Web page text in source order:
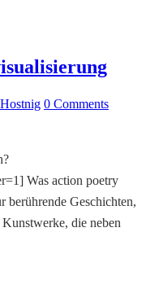
0 Comments
Was action poetry
Geschichten,
die neben